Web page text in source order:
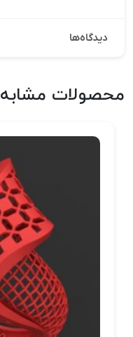
دیدگاه‌ها
محصولات مشابه